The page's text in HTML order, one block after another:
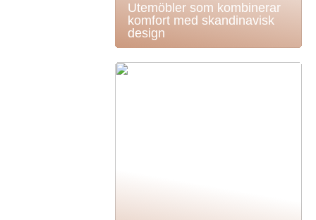
Utemöbler som kombinerar
komfort med skandinavisk
design